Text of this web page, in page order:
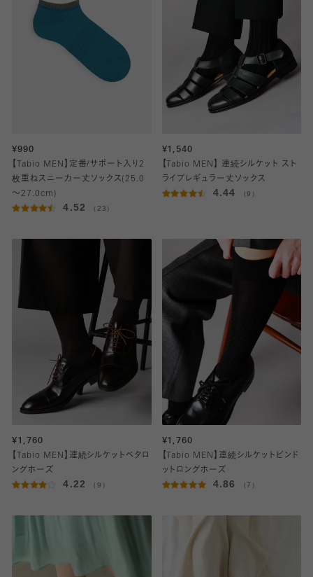
¥990
【Tabio MEN】定番/サポート入り2
枚重ねスニーカー丈ソックス(25.0
～27.0cm)
4.52 （23）
¥1,540
【Tabio MEN】 連続シルケット スト
ライプレギュラー丈ソックス
4.44 （9）
¥1,760
【Tabio MEN】連続シルケットベタロ
ングホーズ
4.22 （9）
¥1,760
【Tabio MEN】連続シルケットピンド
ットロングホーズ
4.86 （7）